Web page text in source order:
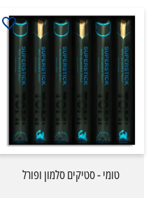
טומי - סטיקים סלמון ופורל